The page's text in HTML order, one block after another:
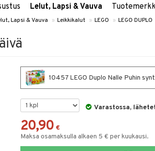
Lelut, Lapsi & Vauva
Lapsi & Vauva » Leikkikalut » LEGO » LEGO DUPLO
10457 LEGO Duplo Nalle Puhin
Varastossa,
20,90 €
Maksa osamaksulla alkaen 5 € per kuukausi.